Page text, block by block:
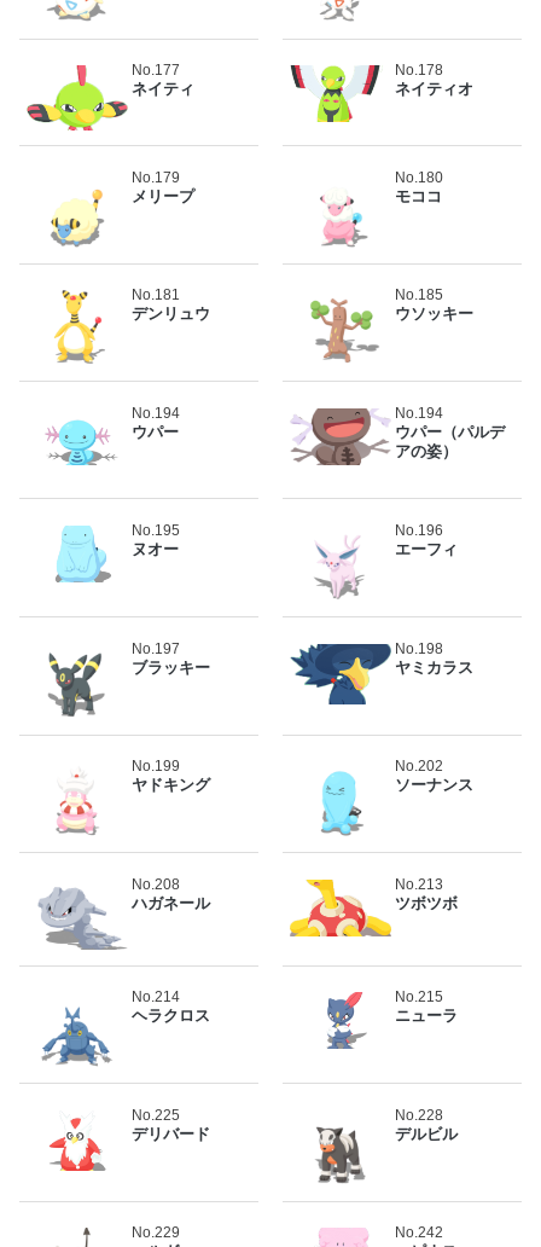
No.177
ネイティ
No.178
ネイティオ
No.179
メリープ
No.180
モココ
No.181
デンリュウ
No.185
ウソッキー
No.194
ウパー
No.194
ウパー（パルデ
アの姿）
No.195
ヌオー
No.196
エーフィ
No.197
ブラッキー
No.198
ヤミカラス
No.199
ヤドキング
No.202
ソーナンス
No.208
ハガネール
No.213
ツボツボ
No.214
ヘラクロス
No.215
ニューラ
No.225
デリバード
No.228
デルビル
No.229 No.242